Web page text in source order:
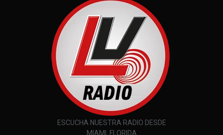
ESCUCHA NUESTRA RADIO DESDE
MIAMI, FLORIDA